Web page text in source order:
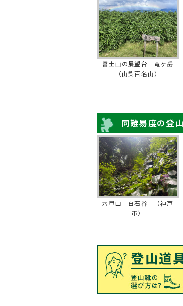
富士山の展望台 竜ヶ岳
（山梨百名山）
同難易度の登
六甲山 白石谷 （神戸
市）